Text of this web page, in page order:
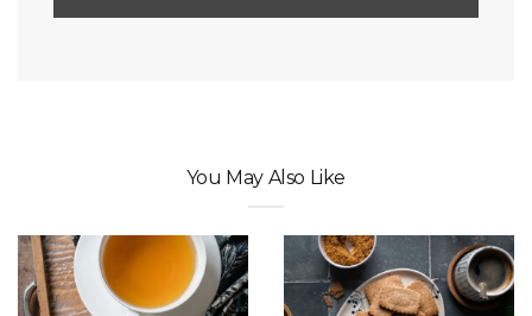
You May Also Like